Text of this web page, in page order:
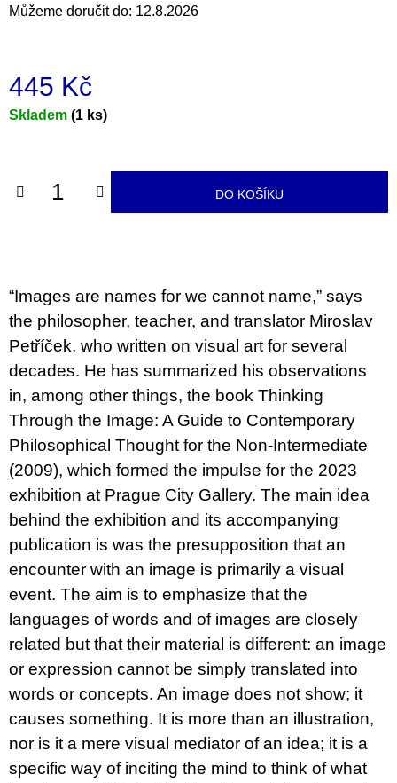
Můžeme doručit do: 12.8.2026
445 Kč
Měrná
Skladem (1 ks)
DO KOŠÍKU
“Images are names for we cannot name,” says
the philosopher, teacher, and translator Miroslav
Petříček, who written on visual art for several
decades. He has summarized his observations
in, among other things, the book Thinking
Through the Image: A Guide to Contemporary
Philosophical Thought for the Non-Intermediate
(2009), which formed the impulse for the 2023
exhibition at Prague City Gallery. The main idea
behind the exhibition and its accompanying
publication is was the presupposition that an
encounter with an image is primarily a visual
event. The aim is to emphasize that the
languages of words and of images are closely
related but that their material is different: an image
or expression cannot be simply translated into
words or concepts. An image does not show; it
causes something. It is more than an illustration,
nor is it a mere visual mediator of an idea; it is a
specific way of inciting the mind to think of what
u
e
m
e
Kč